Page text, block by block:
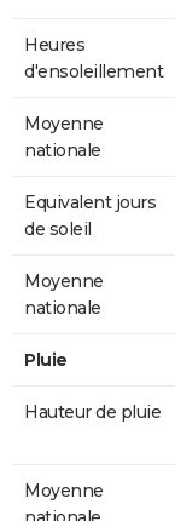
Heures
d'ensoleillement
Moyenne
nationale
Equivalent jours
de soleil
Moyenne
nationale
Pluie
Hauteur de pluie
Moyenne